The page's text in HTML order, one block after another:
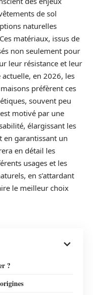
de sol
naturelles
matériaux, issus de
non seulement pour
leur résistance et leur
en 2026, les
préfèrent ces
souvent peu
motivé par une
élargissant les
en garantissant un
en détail les
usages et les
en s’attardant
le meilleur choix
?